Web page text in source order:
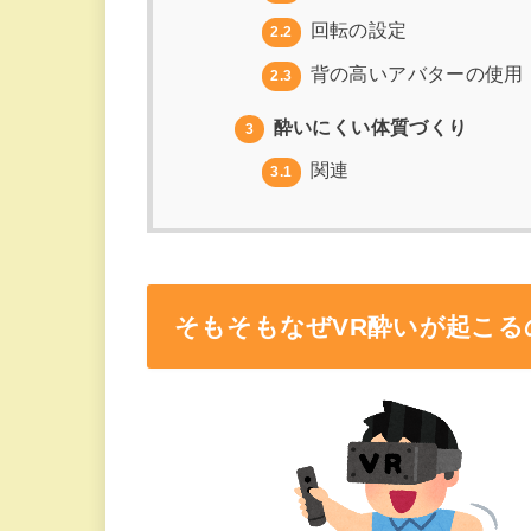
2.2 回転の設定
2.3 背の高いアバターの使用
3 酔いにくい体質づくり
3.1 関連
そもそもなぜVR酔いが起こる